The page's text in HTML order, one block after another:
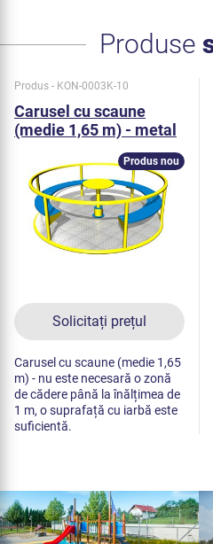
Produse
Produs - KON-0003K-10
Carusel cu scaune
(medie 1,65 m) - metal
Solicitați prețul
Produs nou
Carusel cu scaune (medie 1,65
m) - nu este necesară o zonă
de cădere până la înălțimea de
1 m, o suprafață cu iarbă este
suficientă.